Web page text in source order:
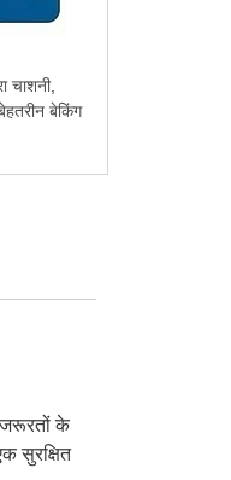
चाशनी,
बेकिंग
जरूरतों के
सुरक्षित